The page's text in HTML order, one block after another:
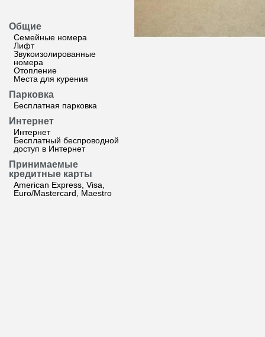
Общие
Семейные номера
Лифт
Звукоизолированные
номера
Отопление
Места для курения
Парковка
Бесплатная парковка
Интернет
Интернет
Бесплатный беспроводной
доступ в Интернет
Принимаемые
кредитные карты
American Express, Visa,
Euro/Mastercard, Maestro